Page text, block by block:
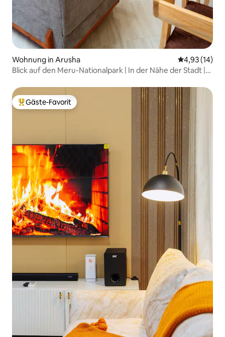
Wohnung in Arusha
4,93 (14)
Blick auf den Meru-Nationalpark | In der Nähe der Stadt |
Beliebter Gäste-Favorit.
Gäste-Favorit